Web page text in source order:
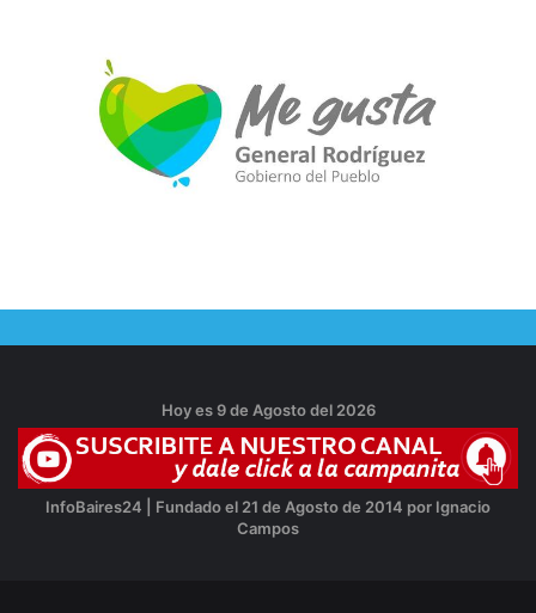
Hoy es 9 de Agosto del 2026
InfoBaires24 | Fundado el 21 de Agosto de 2014 por Ignacio
Campos